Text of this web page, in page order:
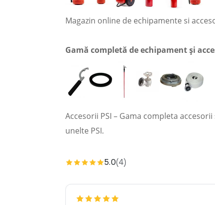
Magazin online de echipamente si
Gamă completă de echipament și
Accesorii PSI – Gama completa
unelte PSI.